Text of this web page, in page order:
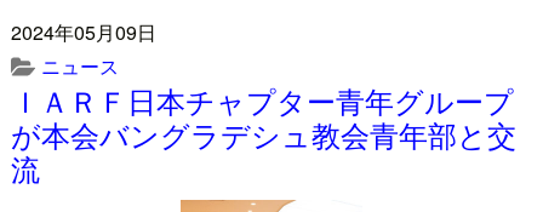
2024年05月09日
ニュース
ＩＡＲＦ日本チャプター青年グループ
が本会バングラデシュ教会青年部と交
流